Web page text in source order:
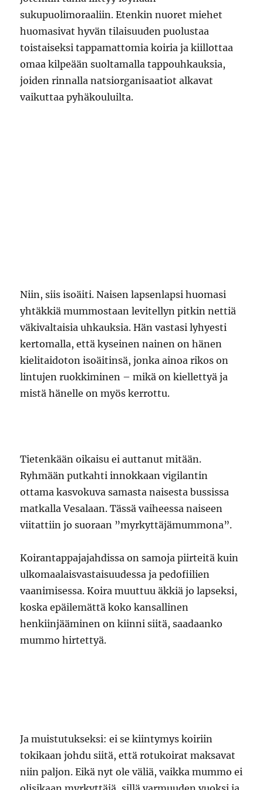
sukupuolimoraaliin. Etenkin nuoret miehet
huomasivat hyvän tilaisuuden puolustaa
toistaiseksi tappamattomia koiria ja kiillottaa
omaa kilpeään suoltamalla tappouhkauksia,
joiden rinnalla natsiorganisaatiot alkavat
vaikuttaa pyhäkouluilta.
Niin, siis isoäiti. Naisen lapsenlapsi huomasi
yhtäkkiä mummostaan levitellyn pitkin nettiä
väkivaltaisia uhkauksia. Hän vastasi lyhyesti
kertomalla, että kyseinen nainen on hänen
kielitaidoton isoäitinsä, jonka ainoa rikos on
lintujen ruokkiminen – mikä on kiellettyä ja
mistä hänelle on myös kerrottu.
Tietenkään oikaisu ei auttanut mitään.
Ryhmään putkahti innokkaan vigilantin
ottama kasvokuva samasta naisesta bussissa
matkalla Vesalaan. Tässä vaiheessa naiseen
viitattiin jo suoraan ”myrkyttäjämummona”.
Koirantappajajahdissa on samoja piirteitä kuin
ulkomaalaisvastaisuudessa ja pedofiilien
vaanimisessa. Koira muuttuu äkkiä jo lapseksi,
koska epäilemättä koko kansallinen
henkiinjääminen on kiinni siitä, saadaanko
mummo hirtettyä.
Ja muistutukseksi: ei se kiintymys koiriin
tokikaan johdu siitä, että rotukoirat maksavat
niin paljon. Eikä nyt ole väliä, vaikka mummo ei